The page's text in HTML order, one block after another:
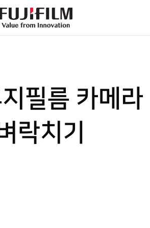
필름 카메라
락치기